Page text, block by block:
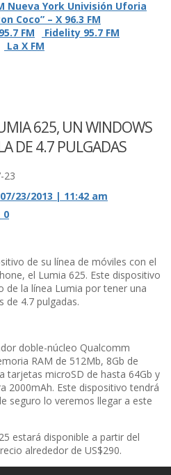
Coco” – X 96.3 FM
Fidelity 95.7 FM
La X FM
625, UN WINDOWS
DE 4.7 PULGADAS
23
07/23/2013 | 11:42 am
0
de su lí­nea de móviles con el
el Lumia 625. Este dispositivo
de la lí­nea Lumia por tener una
de 4.7 pulgadas.
doble-núcleo Qualcomm
RAM de 512Mb, 8Gb de
tarjetas microSD de hasta 64Gb y
2000mAh. Este dispositivo tendrá
seguro lo veremos llegar a este
estará disponible a partir del
alrededor de US$290.